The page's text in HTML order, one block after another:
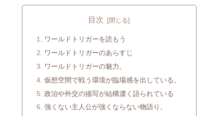
目次
ワールドトリガーを読もう
ワールドトリガーのあらすじ
ワールドトリガーの魅力。
仮想空間で戦う環境が臨場感を出している。
政治や外交の描写が結構濃く語られている
強くない主人公が強くならない物語り。